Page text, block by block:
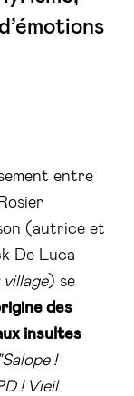
entre
(autrice et
De Luca
village) se
des
insultes
"Salope !
! Vieil